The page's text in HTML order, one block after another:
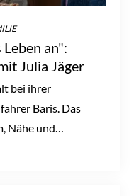
an":
Julia Jäger
bei ihrer
Baris. Das
Nähe und